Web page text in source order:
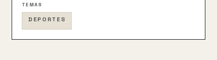
TEMAS
DEPORTES